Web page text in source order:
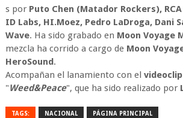
s por Puto Chen (Matador Rockers),
ID Labs, HI.Moez, Pedro LaDroga, Dani
Wave. Ha sido grabado en Moon Voyage
mezcla ha corrido a cargo de Moon
HeroSound.
Acompañan el lanamiento con el videoclip
"Weed&Peace", que ha sido realizado por
TAGS: NACIONAL PÁGINA PRINCIPAL